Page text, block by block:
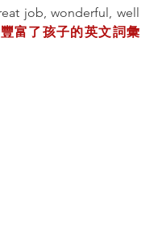
job, wonderful, well
豐富了孩子的英文詞彙